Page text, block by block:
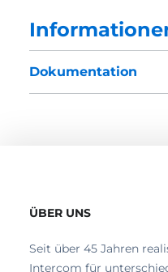
Dokumentation
ÜBER UNS
Seit über 45 Jahren
Intercom für